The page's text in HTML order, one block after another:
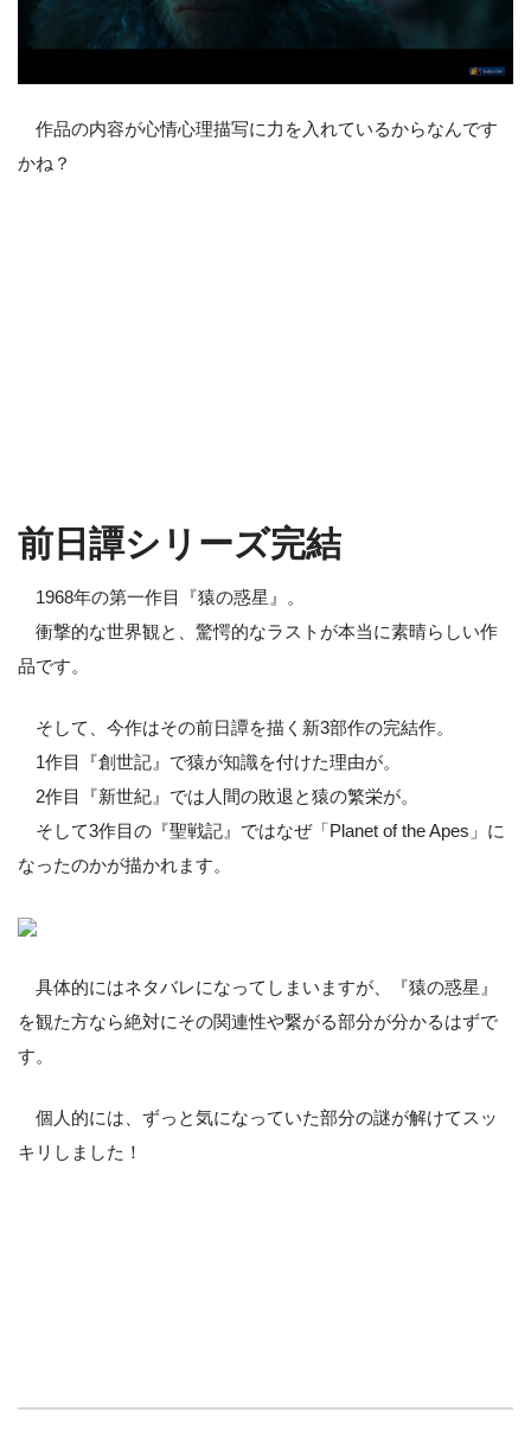
作品の内容が心情心理描写に力を入れているからなんです
かね？
前日譚シリーズ完結
1968年の第一作目『猿の惑星』。
衝撃的な世界観と、驚愕的なラストが本当に素晴らしい作
品です。
そして、今作はその前日譚を描く新3部作の完結作。
1作目『創世記』で猿が知識を付けた理由が。
2作目『新世紀』では人間の敗退と猿の繁栄が。
そして3作目の『聖戦記』ではなぜ「Planet of the Apes」に
なったのかが描かれます。
具体的にはネタバレになってしまいますが、『猿の惑星』
を観た方なら絶対にその関連性や繋がる部分が分かるはずで
す。
個人的には、ずっと気になっていた部分の謎が解けてスッ
キリしました！